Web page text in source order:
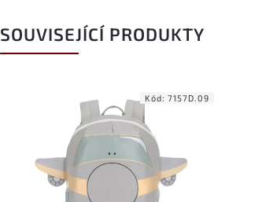
SOUVISEJÍCÍ PRODUKTY
Kód: 7157D.09